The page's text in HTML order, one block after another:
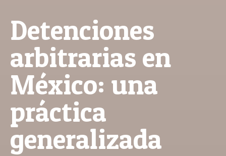
Detenciones
arbitrarias en
México: una
práctica
generalizada